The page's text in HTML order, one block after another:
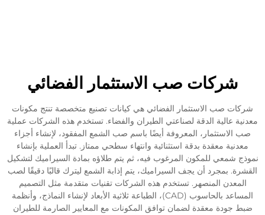
شركات صب الاستثمار الفضائي
صب الاستثمار الفضائي هي كيانات تصنيع متخصصة تنتج مكونات
عالية الدقة لصناعتي الطيران والفضاء. تستخدم هذه الشركات عملية
المعروفة أيضًا باسم صب الشمع المفقود، لإنشاء أجزاء
معقدة بدقة استثنائية وانتهاء سطحي ممتاز. تبدأ العملية بإنشاء
شمعي للمكون المرغوب فيه، ثم يتم طلاؤه بمادة السيراميك لتشكيل
بمجرد أن يجف السيراميك، يتم إذابة الشمع ليترك قالبًا دقيقًا لصب
المنصهر. تستخدم هذه الشركات تقنيات متقدمة مثل التصميم
المساعد بالحاسوب (CAD)، الطباعة ثلاثية الأبعاد لإنشاء النماذج، وأنظمة
جودة معقدة لضمان توافق المكونات مع المعايير الصارمة للطيران